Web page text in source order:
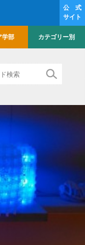
公 式
サイト
学部 カテゴリー別